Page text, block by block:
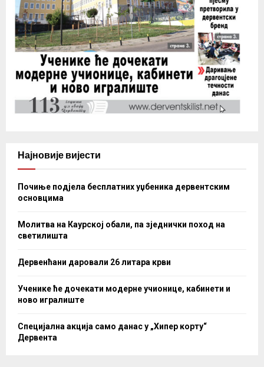
Најновије вијести
Почиње подјела бесплатних уџбеника дервентским
основцима
Молитва на Каурској обали, па зједнички поход на
светилишта
Дервенћани даровали 26 литара крви
Ученике ће дочекати модерне учионице, кабинети и
ново игралиште
Специјална акција само данас у „Хипер корту“
Дервента